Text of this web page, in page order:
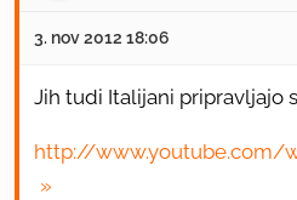
3. nov 2012 18:06
Jih tudi Italijani pripravljajo
http://www.youtube.com/